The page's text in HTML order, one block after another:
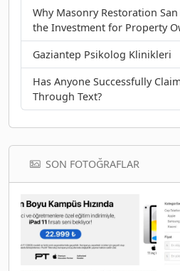
Why Masonry Restoration
the Investment for Property
Gaziantep Psikolog Klinikleri
Has Anyone Successfully
Through Text?
SON FOTOĞRAFLAR